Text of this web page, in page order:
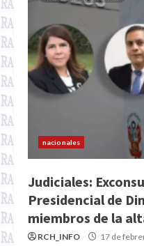
nacionales
Judiciales:
Presidencial de
miembros de la
RCH_INFO 17 de